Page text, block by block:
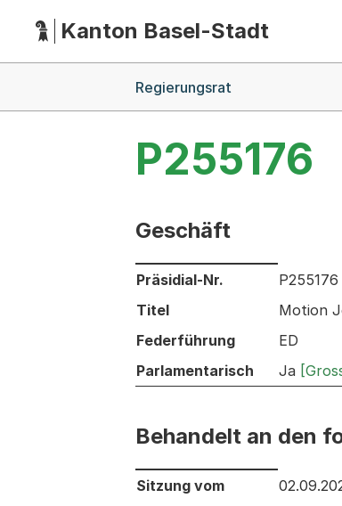
HauptnavigationKanton Basel-Stadt
Regierungsrat
P255176
Geschäft
Informationen zum
Präsidial-Nr.
P255176
Titel
Motion
Federführung
ED
Parlamentarisch
Ja
Behandelt an den
Behandelt an den folgenden
Sitzung vom